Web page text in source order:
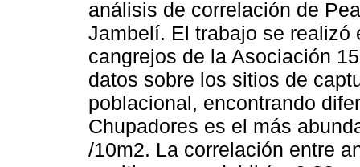
análisis de correlación de
Jambelí. El trabajo se realizó
cangrejos de la Asociación
datos sobre los sitios de
poblacional, encontrando
Chupadores es el más
/10m2. La correlación entre